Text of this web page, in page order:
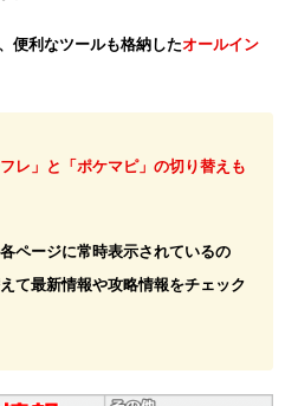
便利なツールも格納したオールイン
レ」と「ポケマピ」の切り替えも
ページに常時表示されているの
て最新情報や攻略情報をチェック